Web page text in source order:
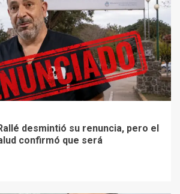
desmintió su renuncia, pero el
confirmó que será